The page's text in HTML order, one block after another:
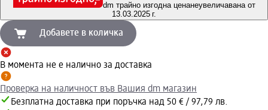
dm трайно изгодна ценанеувеличавана от
13.03.2025 г.
Добавете в количка
В момента не е налично за доставка
Проверка на наличност във Вашия dm магазин
Безплатна доставка при поръчка над 50 € / 97,79 лв.